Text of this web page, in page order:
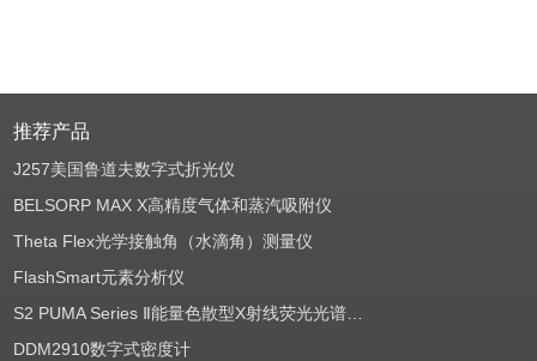
推荐产品
J257美国鲁道夫数字式折光仪
BELSORP MAX X高精度气体和蒸汽吸附仪
Theta Flex光学接触角（水滴角）测量仪
FlashSmart元素分析仪
S2 PUMA Series Ⅱ能量色散型X射线荧光光谱仪（EDXRF）
DDM2910数字式密度计